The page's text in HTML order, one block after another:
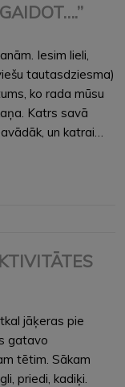
Iesim lieli,
tautasdziesma)
ko rada mūsu
Katrs savā
un katrai…
jāķeras pie
gatavo
tētim. Sākam
priedi, kadiķi.